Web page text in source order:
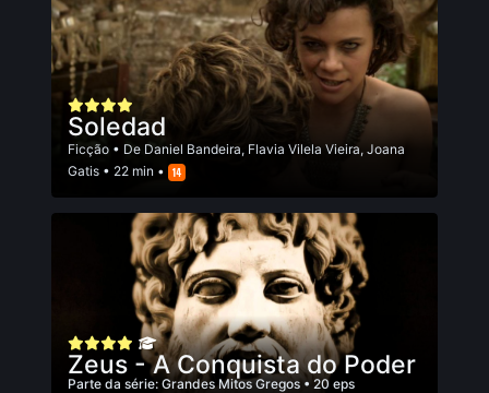
Soledad
Ficção • De Daniel Bandeira, Flavia Vilela Vieira, Joana
Gatis • 22 min •
Zeus - A Conquista do Poder
Parte da série: Grandes Mitos Gregos • 20 eps